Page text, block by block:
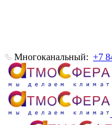
Многоканальный: +7